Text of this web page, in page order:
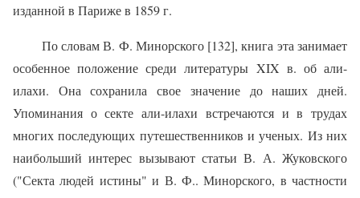
изданной в Париже в 1859 г.
По словам В. Ф. Минорского [132], книга эта занимает
особенное поло­жение среди литературы XIX в. об али-
илахи. Она сохранила свое зна­чение до наших дней.
Упоминания о секте али-илахи встречаются и в трудах
многих последующих путешественников и ученых. Из них
наи­больший интерес вызывают статьи В. А. Жуковского
("Секта людей ис­тины" и В. Ф.. Минорского, в частности